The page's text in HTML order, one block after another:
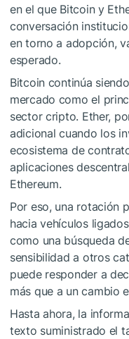
en el que Bitcoin y
conversación
en torno a adopción,
esperado.
Bitcoin continúa
mercado como el
sector cripto. Ether,
adicional cuando los
ecosistema de
aplicaciones
Ethereum.
Por eso, una rotación
hacia vehículos
como una búsqueda
sensibilidad a otros
puede responder a
más que a un cambio
Hasta ahora, la
texto suministrado el